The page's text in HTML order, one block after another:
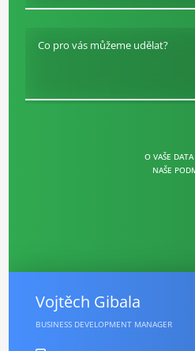
Co pro vás můžeme udělat?
O VAŠE
NAŠE
Vojtěch Gibala
BUSINESS DEVELOPMENT MANAGER